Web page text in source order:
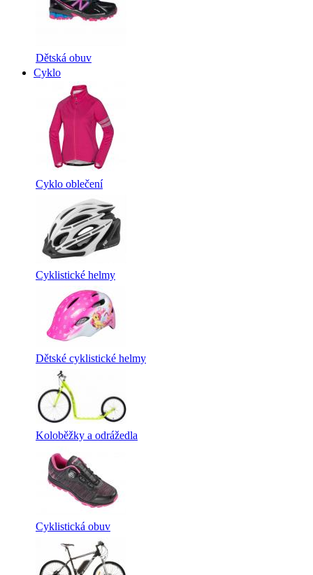
Dětská obuv
Cyklo
Cyklo oblečení
Cyklistické helmy
Dětské cyklistické helmy
Koloběžky a odrážedla
Cyklistická obuv